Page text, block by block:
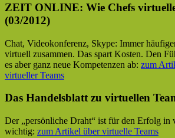
ZEIT ONLINE: Wie Chefs
(03/2012)
Chat, Videokonferenz, Skype: Immer
virtuell zusammen. Das spart Kosten. Den
es aber ganz neue Kompetenzen ab: zum
virtueller Teams
Das Handelsblatt zu virtuellen
Der „persönliche Draht“ ist für den Erfolg in
wichtig: zum Artikel über virtuelle Teams